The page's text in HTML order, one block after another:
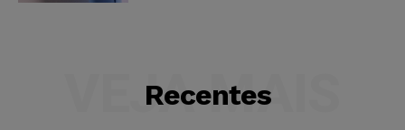
Recentes
VEJA MAIS